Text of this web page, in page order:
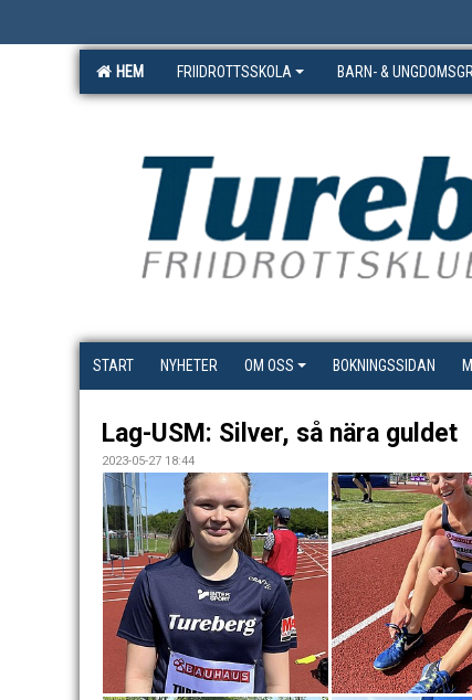
HEM FRIIDROTTSSKOLA BARN- &
START NYHETER OM OSS BOKNINGSSIDAN
Lag-USM: Silver, så nära guldet
2023-05-27 18:44